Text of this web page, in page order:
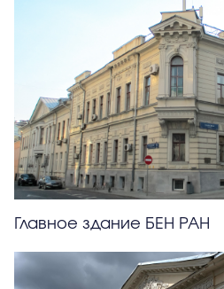
Главное здание БЕН РАН